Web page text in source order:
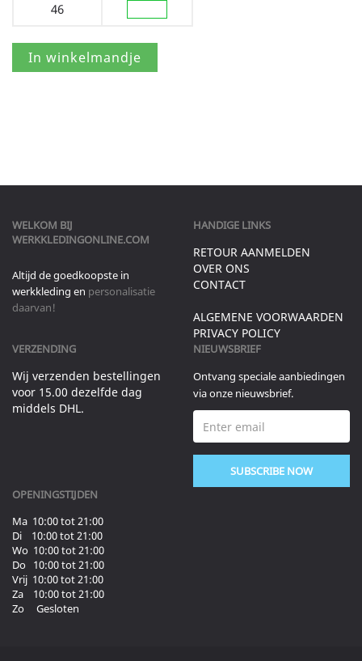
46
WELKOM BIJ
WERKKLEDINGONLINE.COM
Altijd de goedkoopste in
werkkleding en personalisatie
daarvan!
HANDIGE LINKS
RETOUR AANMELDEN
OVER ONS
CONTACT
ALGEMENE VOORWAARDEN
PRIVACY POLICY
VERZENDING
Wij verzenden bestellingen
voor 15.00 dezelfde dag
middels DHL.
NIEUWSBRIEF
Ontvang speciale aanbiedingen
via onze nieuwsbrief.
SUBSCRIBE NOW
OPENINGSTIJDEN
Ma 10:00 tot 21:00
Di 10:00 tot 21:00
Wo 10:00 tot 21:00
Do 10:00 tot 21:00
Vrij 10:00 tot 21:00
Za 10:00 tot 21:00
Zo Gesloten